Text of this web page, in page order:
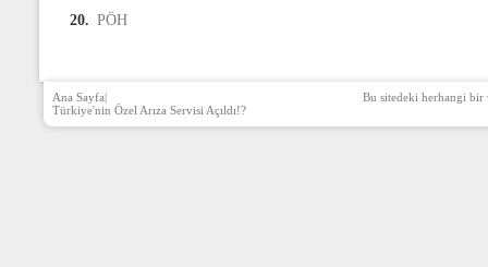
20. PÖH
Ana Sayfa|
Türkiye'nin Özel Arıza Servisi Açıldı!?
Bu sitedeki herhangi bir